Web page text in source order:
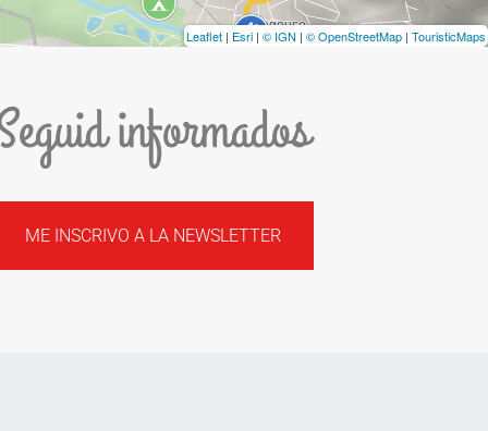
Leaflet | Esri | © IGN | © OpenStreetMap | TouristicMaps
informados
ME INSCRIVO A LA NEWSLETTER